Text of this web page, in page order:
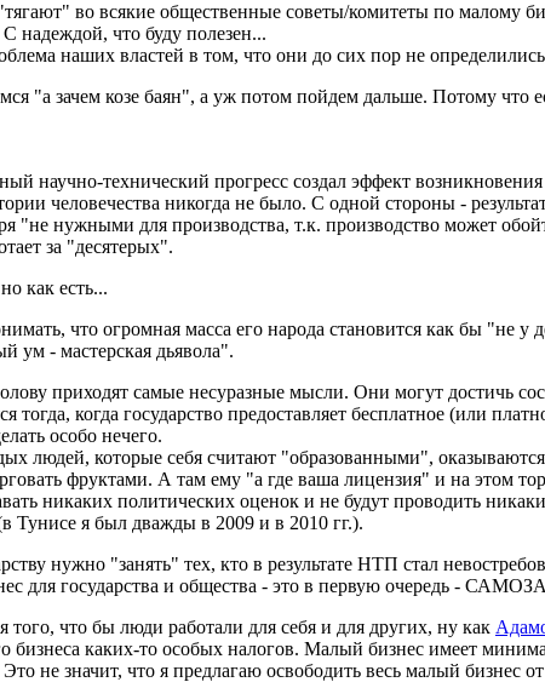
во всякие общественные советы/комитеты по малому
надеждой, что буду полезен...
наших властей в том, что они до сих пор не
"а зачем козе баян", а уж потом пойдем дальше. Потому что
научно-технический прогресс создал эффект
человечества никогда не было. С одной стороны -
"не нужными для производства, т.к. производство может
за "десятерых".
как есть...
что огромная масса его народа становится как бы "не у
ум - мастерская дьявола".
приходят самые несуразные мысли. Они могут достичь
тогда, когда государство предоставляет бесплатное (или
особо нечего.
людей, которые себя считают "образованными", оказываются
фруктами. А там ему "а где ваша лицензия" и на этом
никаких политических оценок и не будут проводить
Тунисе я был дважды в 2009 и в 2010 гг.).
нужно "занять" тех, кто в результате НТП стал
для государства и общества - это в первую очередь -
того, что бы люди работали для себя и для других, ну как
бизнеса каких-то особых налогов. Малый бизнес имеет
не значит, что я предлагаю освободить весь малый